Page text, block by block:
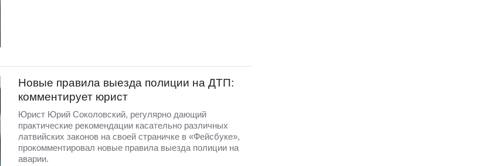
Новые правила выезда полиции на ДТП:
комментирует юрист
Юрист Юрий Соколовский, регулярно дающий
практические рекомендации касательно различных
латвийских законов на своей страничке в «Фейсбуке»,
прокомментировал новые правила выезда полиции на
аварии.